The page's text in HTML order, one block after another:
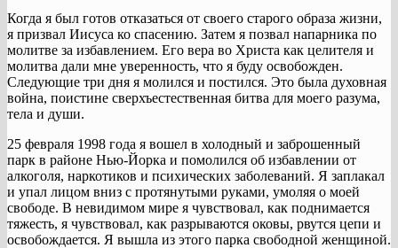
Когда я был готов отказаться от своего старого образа жизни,
я призвал Иисуса ко спасению. Затем я позвал напарника по
молитве за избавлением. Его вера во Христа как целителя и
молитва дали мне уверенность, что я буду освобожден.
Следующие три дня я молился и постился. Это была духовная
война, поистине сверхъестественная битва для моего разума,
тела и души.
25 февраля 1998 года я вошел в холодный и заброшенный
парк в районе Нью-Йорка и помолился об избавлении от
алкоголя, наркотиков и психических заболеваний. Я заплакал
и упал лицом вниз с протянутыми руками, умоляя о моей
свободе. В невидимом мире я чувствовал, как поднимается
тяжесть, я чувствовал, как разрываются оковы, рвутся цепи и
освобождается. Я вышла из этого парка свободной женщиной.